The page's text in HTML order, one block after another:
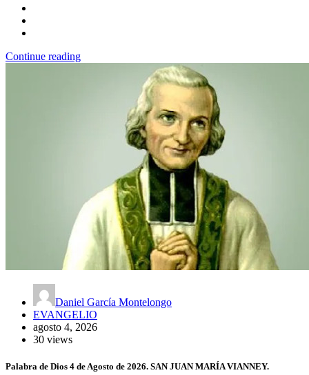
Continue reading
Daniel García Montelongo
EVANGELIO
agosto 4, 2026
30 views
Palabra de Dios 4 de Agosto de 2026. SAN JUAN MARÍA VIANNEY.